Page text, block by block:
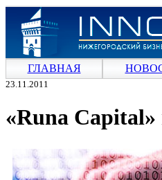
ГЛАВНАЯ
23.11.2011
«Runa